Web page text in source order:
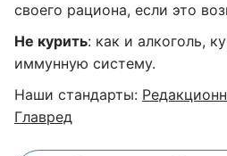
своего рациона, если это
Не курить: как и алкоголь,
иммунную систему.
Наши стандарты:
Главред